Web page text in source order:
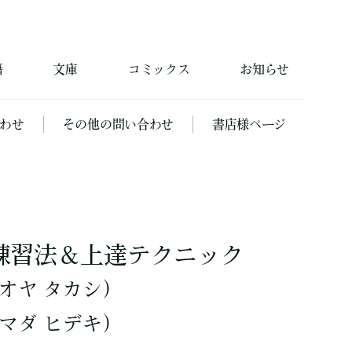
文庫 コミックス お知らせ
せ その他の問い合わせ 書店様ページ
法＆上達テクニック
ヤ タカシ）
ダ ヒデキ）